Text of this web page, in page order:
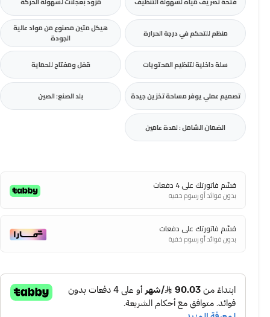
منظم للتحكم في درجة الحرارة
هيكل متين مصنوع من مواد عالية
الجودة
سلة داخلية لتنظيم المحتويات قفل ومفتاح للحماية
تصميم عملي يوفر مساحة تخزين جيدة بلد الصنع: الصين
الضمان الشامل : لمدة عامين
قسّم فاتورتك على 4 دفعات
بدون فوائد أو رسوم خفية
قسّم فاتورتك على دفعات
بدون فوائد أو رسوم خفية